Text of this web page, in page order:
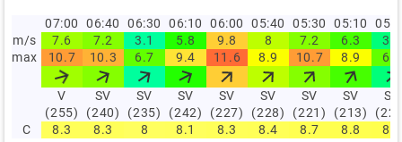
07:00 06:40 06:30 06:10 06:00 05:40 05:30 05:10
m/s
7.6 7.2 3.1 5.8 9.8 8 7.2 6.3
3.6
max
10.7 10.3 6.7 9.4 11.6 8.9 10.7 8.9 6.7
V
(255)
SV
(240)
SV
(235)
SV
(242)
SV
(227)
SV
(228)
SV
(221)
SV
(213)
SV
C
8.3 8.3 8 8.1 8.3 8.4 8.7 8.8 8.9